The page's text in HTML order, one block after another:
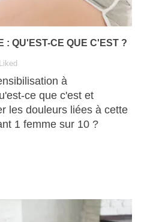
: QU'EST-CE QUE C'EST ?
Liked
à
ce que c'est et
les douleurs liées à cette
1 femme sur 10 ?